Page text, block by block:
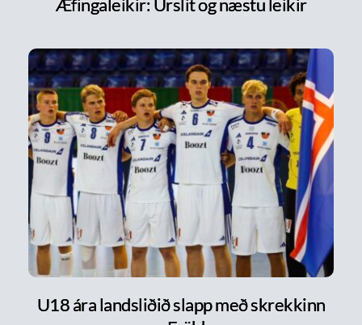
U18 ára landsliðið slapp með skrekkinn